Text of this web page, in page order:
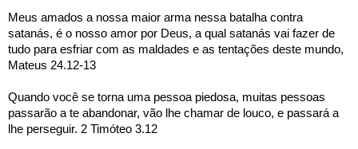
Meus amados a nossa maior arma nessa batalha contra
satanás, é o nosso amor por Deus, a qual satanás vai fazer de
tudo para esfriar com as maldades e as tentações deste mundo,
Mateus 24.12-13
Quando você se torna uma pessoa piedosa, muitas pessoas
passarão a te abandonar, vão lhe chamar de louco, e passará a
lhe perseguir. 2 Timóteo 3.12